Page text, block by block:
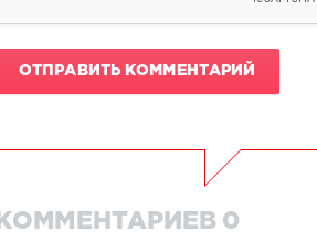
ОТПРАВИТЬ КОММЕНТАРИЙ
КОММЕНТАРИЕВ 0